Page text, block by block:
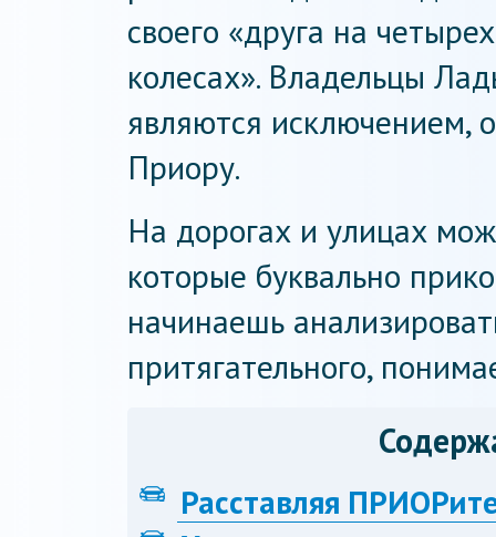
своего «друга на четырех
колесах». Владельцы
являются исключением,
Приору.
На дорогах и улицах
которые буквально
начинаешь
притягательного,
Расставляя